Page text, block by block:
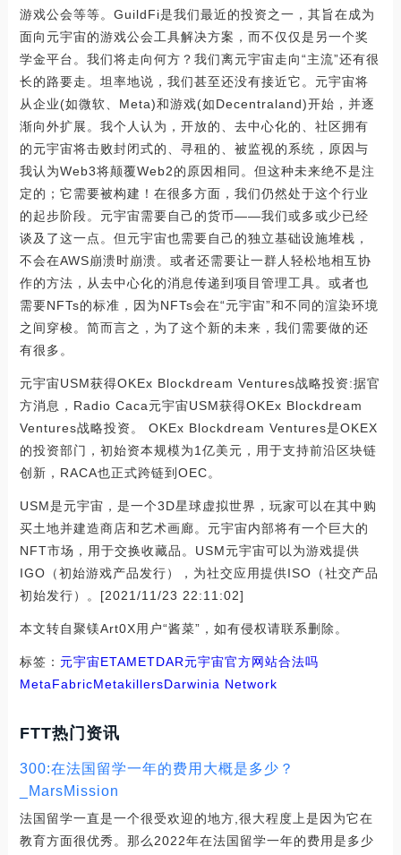
游戏公会等等。GuildFi是我们最近的投资之一，其旨在成为
面向元宇宙的游戏公会工具解决方案，而不仅仅是另一个奖
学金平台。我们将走向何方？我们离元宇宙走向“主流”还有很
长的路要走。坦率地说，我们甚至还没有接近它。元宇宙将
从企业(如微软、Meta)和游戏(如Decentraland)开始，并逐
渐向外扩展。我个人认为，开放的、去中心化的、社区拥有
的元宇宙将击败封闭式的、寻租的、被监视的系统，原因与
我认为Web3将颠覆Web2的原因相同。但这种未来绝不是注
定的；它需要被构建！在很多方面，我们仍然处于这个行业
的起步阶段。元宇宙需要自己的货币——我们或多或少已经
谈及了这一点。但元宇宙也需要自己的独立基础设施堆栈，
不会在AWS崩溃时崩溃。或者还需要让一群人轻松地相互协
作的方法，从去中心化的消息传递到项目管理工具。或者也
需要NFTs的标准，因为NFTs会在“元宇宙”和不同的渲染环境
之间穿梭。简而言之，为了这个新的未来，我们需要做的还
有很多。
元宇宙USM获得OKEx Blockdream Ventures战略投资:据官
方消息，Radio Caca元宇宙USM获得OKEx Blockdream
Ventures战略投资。 OKEx Blockdream Ventures是OKEX
的投资部门，初始资本规模为1亿美元，用于支持前沿区块链
创新，RACA也正式跨链到OEC。
USM是元宇宙，是一个3D星球虚拟世界，玩家可以在其中购
买土地并建造商店和艺术画廊。元宇宙内部将有一个巨大的
NFT市场，用于交换收藏品。USM元宇宙可以为游戏提供
IGO（初始游戏产品发行），为社交应用提供ISO（社交产品
初始发行）。[2021/11/23 22:11:02]
本文转自聚镁Art0X用户“酱菜”，如有侵权请联系删除。
标签： 元宇宙ETAMETDAR元宇宙官方网站合法吗
MetaFabricMetakillersDarwinia Network
FTT热门资讯
300:在法国留学一年的费用大概是多少？
_MarsMission
法国留学一直是一个很受欢迎的地方,很大程度上是因为它在
教育方面很优秀。那么2022年在法国留学一年的费用是多少